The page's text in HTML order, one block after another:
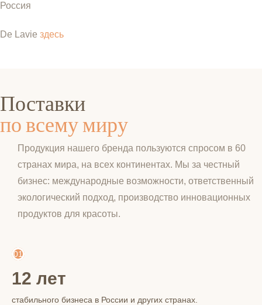
Россия
De Lavie здесь
Поставки
по всему миру
Продукция нашего бренда пользуются спросом в 60
странах мира, на всех континентах. Мы за честный
бизнес: международные возможности, ответственный
экологический подход, производство инновационных
продуктов для красоты.
01
12 лет
стабильного бизнеса в России и других странах.